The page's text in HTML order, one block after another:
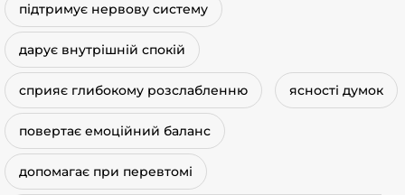
підтримує нервову систему
дарує внутрішній спокій
сприяє глибокому розслабленню ясності думок
повертає емоційний баланс
допомагає при перевтомі